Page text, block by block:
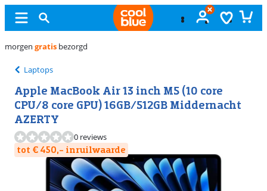
Laptops
Apple MacBook Air 13 inch M5 (10 core
CPU/8 core GPU) 16GB/512GB Middernacht
AZERTY
0 reviews
tot € 450,- inruilwaarde